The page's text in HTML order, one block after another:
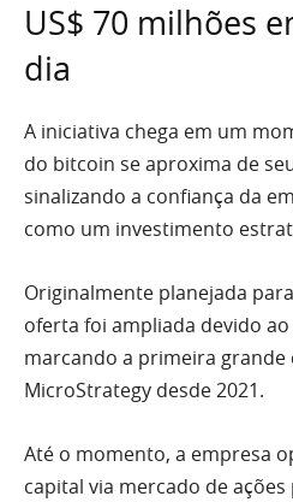
US$ 70 milhões
dia
A iniciativa chega em um
do bitcoin se aproxima de
sinalizando a confiança da
como um investimento
Originalmente planejada
oferta foi ampliada devido
marcando a primeira grande
MicroStrategy desde 2021.
Até o momento, a empresa
capital via mercado de